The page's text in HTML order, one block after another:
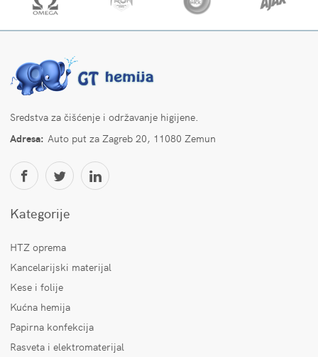
Sredstva za čišćenje i održavanje higijene.
Adresa: Auto put za Zagreb 20, 11080 Zemun
Kategorije
HTZ oprema
Kancelarijski materijal
Kese i folije
Kućna hemija
Papirna konfekcija
Rasveta i elektromaterijal